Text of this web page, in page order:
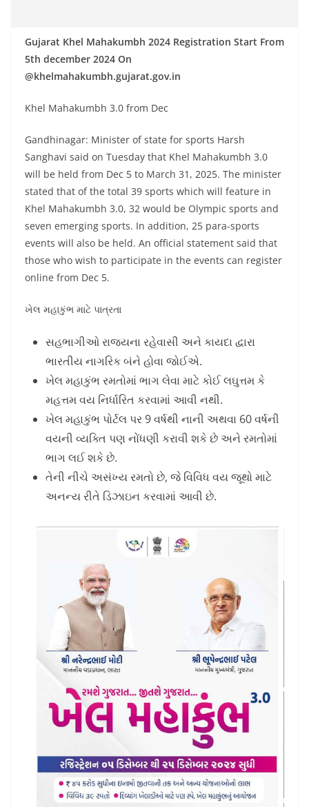
Gujarat Khel Mahakumbh 2024 Registration Start From
5th december 2024 On
@khelmahakumbh.gujarat.gov.in
Khel Mahakumbh 3.0 from Dec
Gandhinagar: Minister of state for sports Harsh
Sanghavi said on Tuesday that Khel Mahakumbh 3.0
will be held from Dec 5 to March 31, 2025. The minister
stated that of the total 39 sports which will feature in
Khel Mahakumbh 3.0, 32 would be Olympic sports and
seven emerging sports. In addition, 25 para-sports
events will also be held. An official statement said that
those who wish to participate in the events can register
online from Dec 5.
ખેલ મહાકુંભ માટે પાત્રતા
સહભાગીઓ રાજ્યના રહેવાસી અને કાયદા દ્વારા
ભારતીય નાગરિક બંને હોવા જોઈએ.
ખેલ મહાકુંભ રમતોમાં ભાગ લેવા માટે કોઈ લઘુત્તમ કે
મહત્તમ વય નિર્ધારિત કરવામાં આવી નથી.
ખેલ મહાકુંભ પોર્ટલ પર 9 વર્ષથી નાની અથવા 60 વર્ષની
વયની વ્યક્તિ પણ નોંધણી કરાવી શકે છે અને રમતોમાં
ભાગ લઈ શકે છે.
તેની નીચે અસંખ્ય રમતો છે, જે વિવિધ વય જૂથો માટે
અનન્ય રીતે ડિઝાઇન કરવામાં આવી છે.